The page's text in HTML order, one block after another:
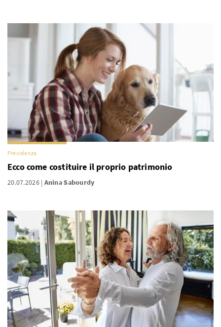
Previdenza
Ecco come costituire il proprio patrimonio
20.07.2026 Anina Sabourdy